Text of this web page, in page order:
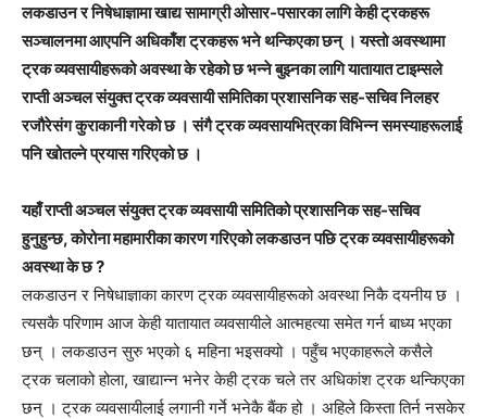
लकडाउन र निषेधाज्ञामा खाद्य सामाग्री ओसार-पसारका लागि केही ट्रकहरू
सञ्चालनमा आएपनि अधिकाँश ट्रकहरू भने थन्किएका छन् । यस्तो अवस्थामा
ट्रक व्यवसायीहरूको अवस्था के रहेको छ भन्ने बुझ्नका लागि यातायात टाइम्सले
राप्ती अञ्चल संयुक्त ट्रक व्यवसायी समितिका प्रशासनिक सह-सचिव निलहर
रजौरेसंग कुराकानी गरेको छ । संगै ट्रक व्यवसायभित्रका विभिन्न समस्याहरूलाई
पनि खोतल्ने प्रयास गरिएको छ ।
यहाँ राप्ती अञ्चल संयुक्त ट्रक व्यवसायी समितिको प्रशासनिक सह-सचिव
हुनुहुन्छ, कोरोना महामारीका कारण गरिएको लकडाउन पछि ट्रक व्यवसायीहरूको
अवस्था के छ ?
लकडाउन र निषेधाज्ञाका कारण ट्रक व्यवसायीहरूको अवस्था निकै दयनीय छ ।
त्यसकै परिणाम आज केही यातायात व्यवसायीले आत्महत्या समेत गर्न बाध्य भएका
छन् । लकडाउन सुरु भएको ६ महिना भइसक्यो । पहुँच भएकाहरूले कसैले
ट्रक चलाको होला, खाद्यान्न भनेर केही ट्रक चले तर अधिकांश ट्रक थन्किएका
छन् । ट्रक व्यवसायीलाई लगानी गर्ने भनेकै बैंक हो । अहिले किस्ता तिर्न नसकेर